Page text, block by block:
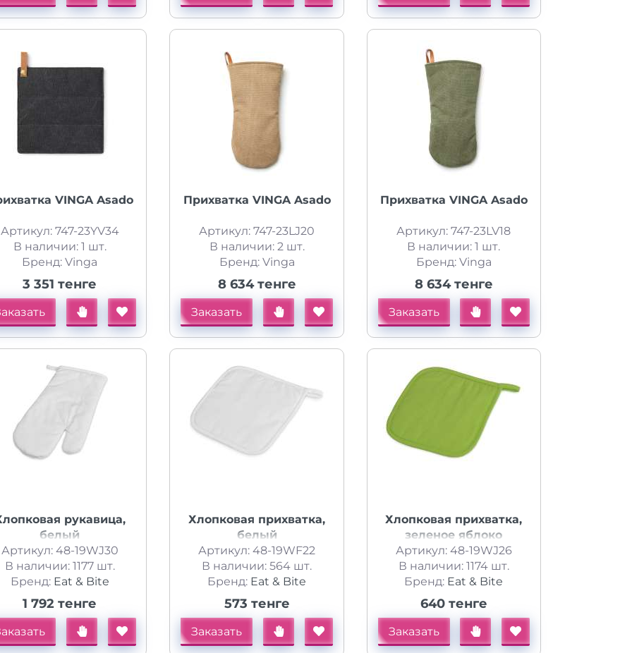
VINGA Asado
Артикул: 747-23YV34
В наличии: 1 шт.
Бренд: Vinga
3 351 тенге
Прихватка VINGA Asado
Артикул: 747-23LJ20
В наличии: 2 шт.
Бренд: Vinga
8 634 тенге
Заказать
Прихватка VINGA Asado
Артикул: 747-23LV18
В наличии: 1 шт.
Бренд: Vinga
8 634 тенге
Заказать
рукавица,
белый
Артикул: 48-19WJ30
В наличии: 1177 шт.
Бренд: Eat & Bite
1 792 тенге
Хлопковая прихватка,
белый
Артикул: 48-19WF22
В наличии: 564 шт.
Бренд: Eat & Bite
573 тенге
Заказать
Хлопковая прихватка,
зеленое яблоко
Артикул: 48-19WJ26
В наличии: 1174 шт.
Бренд: Eat & Bite
640 тенге
Заказать